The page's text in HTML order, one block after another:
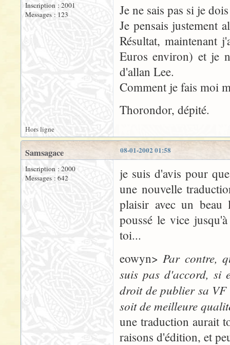
Inscription : 2001
Messages : 123
Je ne sais pas si je
Je pensais justement
Résultat, maintenant
Euros environ) et je
d'allan Lee.
Comment je fais moi
Thorondor, dépité.
Hors ligne
08-01-2002 01:58
Samsagace
Inscription : 2000
Messages : 642
je suis d'avis pour
une nouvelle
plaisir avec un
poussé le vice
toi...
eowyn> Par contre,
suis pas d'accord, si
droit de publier sa
soit de meilleure
une traduction aurait
raisons d'édition, et